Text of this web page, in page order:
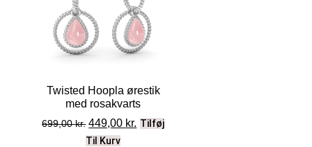
Twisted Hoopla ørestik
med rosakvarts
699,00kr. 449,00 kr. Tilføj
Til Kurv